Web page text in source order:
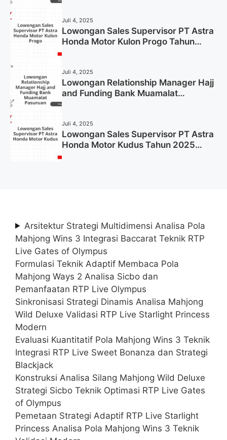
Juli 4, 2025
Lowongan Sales Supervisor PT Astra
Honda Motor Kulon Progo Tahun
Juli 4, 2025
Lowongan Relationship Manager Hajj
and Funding Bank Muamalat
Juli 4, 2025
Lowongan Sales Supervisor PT Astra
Honda Motor Kudus Tahun 2025
Arsitektur Strategi Multidimensi Analisa Pola
Mahjong Wins 3 Integrasi Baccarat Teknik RTP
Live Gates of Olympus
Formulasi Teknik Adaptif Membaca Pola
Mahjong Ways 2 Analisa Sicbo dan
Pemanfaatan RTP Live Olympus
Sinkronisasi Strategi Dinamis Analisa Mahjong
Wild Deluxe Validasi RTP Live Starlight Princess
Modern
Evaluasi Kuantitatif Pola Mahjong Wins 3 Teknik
Integrasi RTP Live Sweet Bonanza dan Strategi
Blackjack
Konstruksi Analisa Silang Mahjong Wild Deluxe
Strategi Sicbo Teknik Optimasi RTP Live Gates
of Olympus
Pemetaan Strategi Adaptif RTP Live Starlight
Princess Analisa Pola Mahjong Wins 3 Teknik